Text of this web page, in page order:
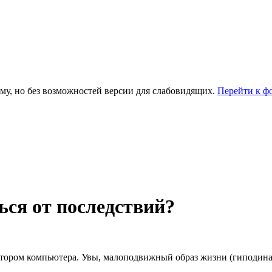
но без возможностей версии для слабовидящих. Перейти к
от последствий?
компьютера. Увы, малоподвижный образ жизни